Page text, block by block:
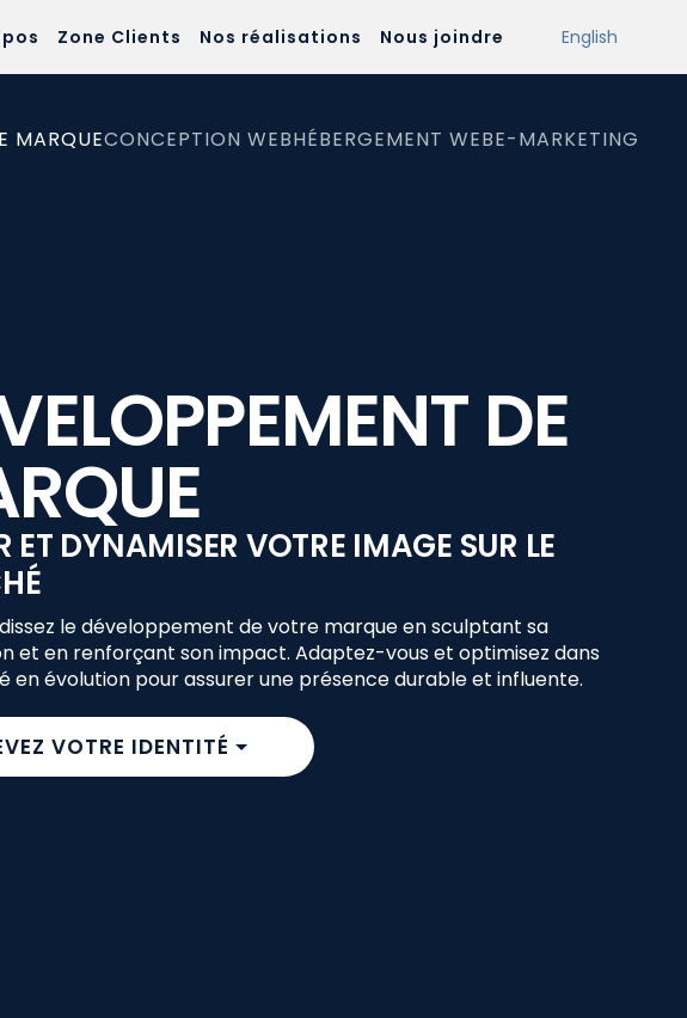
Zone Clients Nos réalisations Nous joindre English
MARQUECONCEPTION WEBHÉBERGEMENT WEBE-MARKETING
DE
ET DYNAMISER VOTRE IMAGE SUR LE
le développement de votre marque en sculptant sa
et en renforçant son impact. Adaptez-vous et optimisez dans
en évolution pour assurer une présence durable et influente.
VOTRE IDENTITÉ